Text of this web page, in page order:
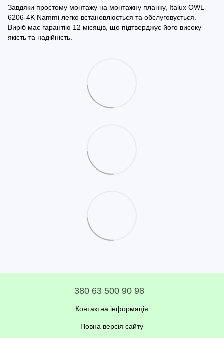
Завдяки простому монтажу на монтажну планку, Italux OWL-
6206-4K Nammi легко встановлюється та обслуговується.
Виріб має гарантію 12 місяців, що підтверджує його високу
якість та надійність.
380 63 500 90 98
Контактна інформація
Повна версія сайту